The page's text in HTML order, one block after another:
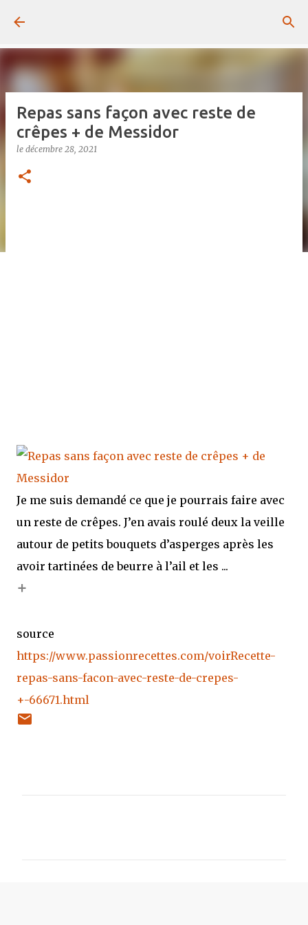
Repas sans façon avec reste de
crêpes + de Messidor
le décembre 28, 2021
Je me suis demandé ce que je pourrais faire avec
un reste de crêpes. J’en avais roulé deux la veille
autour de petits bouquets d’asperges après les
avoir tartinées de beurre à l’ail et les ...
+
source
https://www.passionrecettes.com/voirRecette-
repas-sans-facon-avec-reste-de-crepes-
+-66671.html